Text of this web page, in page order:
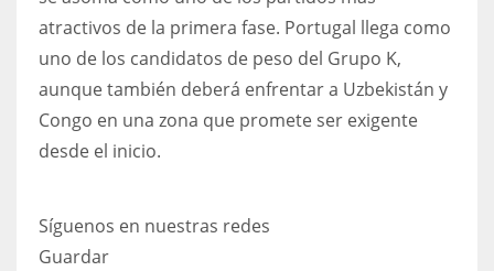
atractivos de la primera fase. Portugal llega como
uno de los candidatos de peso del Grupo K,
aunque también deberá enfrentar a Uzbekistán y
Congo en una zona que promete ser exigente
desde el inicio.
Síguenos en nuestras redes
Guardar